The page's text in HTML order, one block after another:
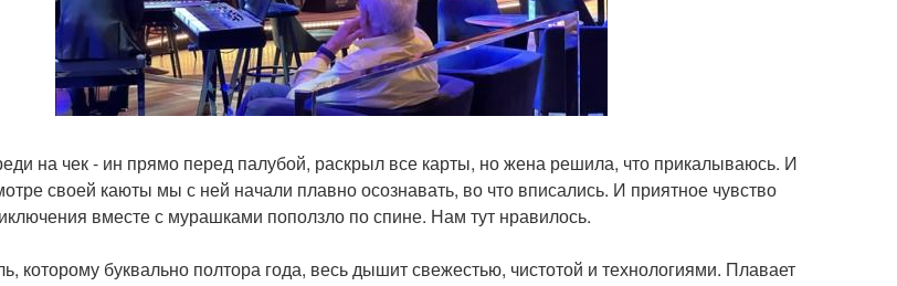
на чек - ин прямо перед палубой, раскрыл все карты, но жена решила, что прикалываюсь. И
своей каюты мы с ней начали плавно осознавать, во что вписались. И приятное чувство
вместе с мурашками поползло по спине. Нам тут нравилось.
которому буквально полтора года, весь дышит свежестью, чистотой и технологиями. Плавает